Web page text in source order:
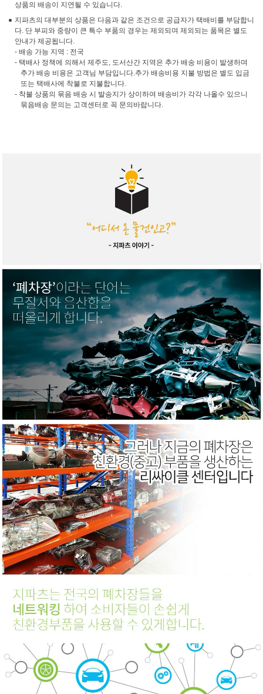
상품의 배송이 지연될 수 있습니다.
지파츠의 대부분의 상품은 다음과 같은 조건으로 공급자가 택배비를 부담합니
다. 단 부피와 중량이 큰 특수 부품의 경우는 제외되며 제외되는 품목은 별도
안내가 제공됩니다.
- 배송 가능 지역 : 전국
- 택배사 정책에 의해서 제주도, 도서산간 지역은 추가 배송 비용이 발생하며
추가 배송 비용은 고객님 부담입니다.추가 배송비용 지불 방법은 별도 입금
또는 택배사에 착불로 지불합니다.
- 착불 상품의 묶음 배송 시 발송지가 상이하여 배송비가 각각 나올수 있으니
묶음배송 문의는 고객센터로 꼭 문의바랍니다.